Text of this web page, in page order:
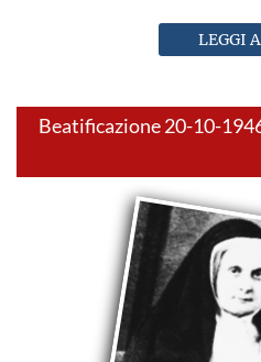
LEGGI
Beatificazione 20-10-